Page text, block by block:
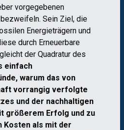
vorgegebenen
Sein Ziel, die
Energieträgern und
durch Erneuerbare
der Quadratur des
einfach
warum das von
vorrangig verfolgte
und der nachhaltigen
größerem Erfolg und zu
Kosten als mit der